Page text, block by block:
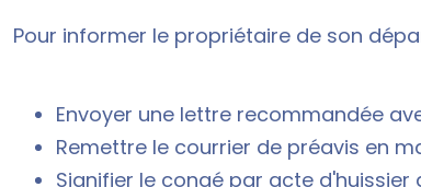
Pour informer le propriétaire de son
Envoyer une lettre recommandée
Remettre le courrier de préavis en
Signifier le congé par acte d'huissier